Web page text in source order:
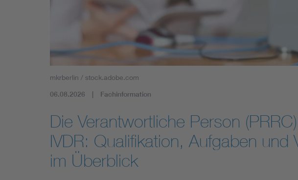
Mobility
Standards Functional
mkrberlin / stock.adobe.com
06.08.2026 Fachinformation
Die Verantwortliche Person
IVDR: Qualifikation, Aufgaben und
im Überblick